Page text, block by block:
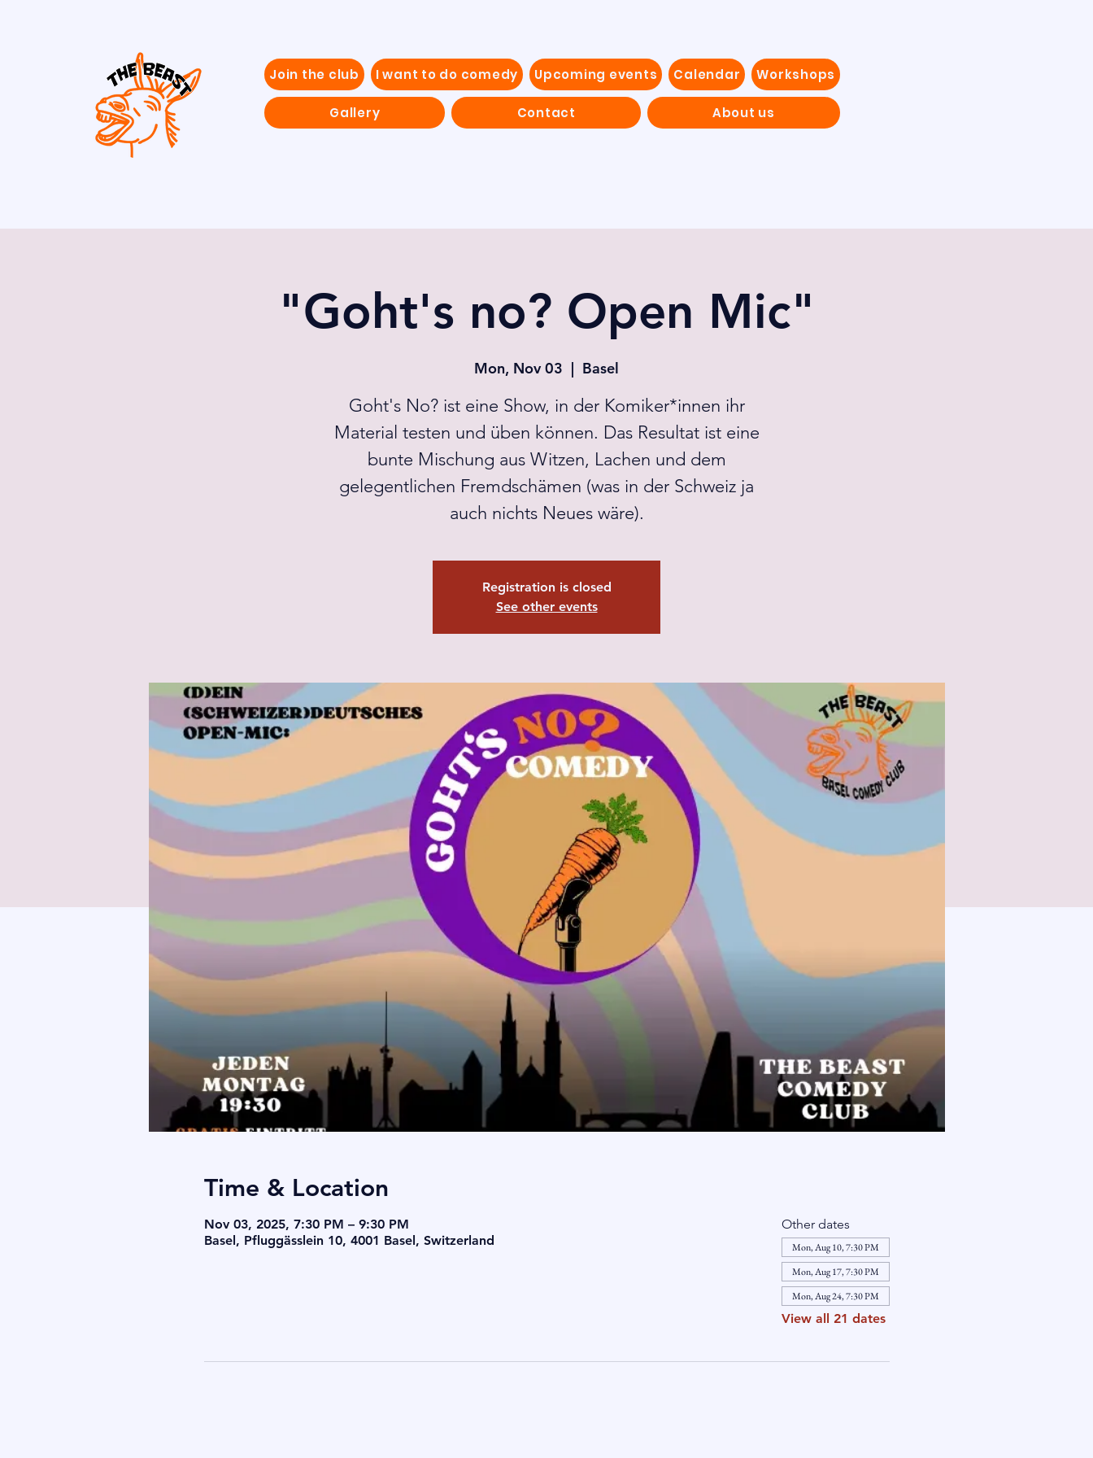
Join the club I want to do comedy Upcoming events Calendar Workshops
Gallery Contact About us
"Goht's no? Open Mic"
Mon, Nov 03
  |
Basel
Goht's No? ist eine Show, in der Komiker*innen ihr
Material testen und üben können. Das Resultat ist eine
bunte Mischung aus Witzen, Lachen und dem
gelegentlichen Fremdschämen (was in der Schweiz ja
auch nichts Neues wäre).
Registration is closed
See other events
Time & Location
Nov 03, 2025, 7:30 PM – 9:30 PM
Basel, Pfluggässlein 10, 4001 Basel, Switzerland
Other dates
Mon, Aug 10, 7:30 PM
Mon, Aug 17, 7:30 PM
Mon, Aug 24, 7:30 PM
View all 21 dates